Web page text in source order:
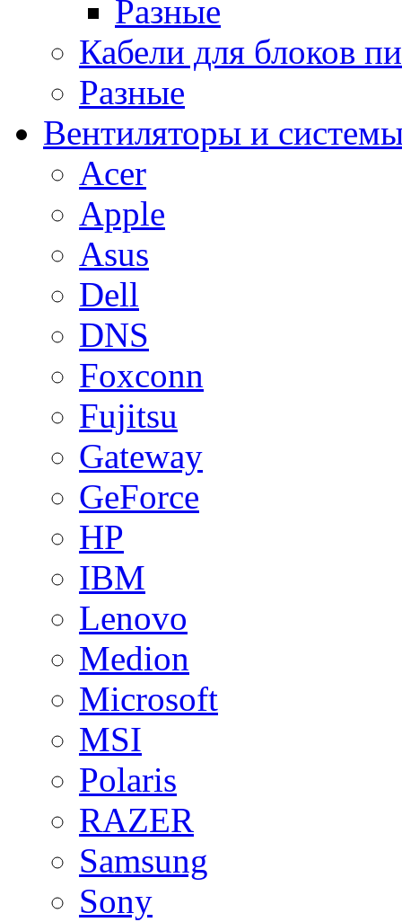
Разные
Кабели для блоков
Разные
Вентиляторы и
Acer
Apple
Asus
Dell
DNS
Foxconn
Fujitsu
Gateway
GeForce
HP
IBM
Lenovo
Medion
Microsoft
MSI
Polaris
RAZER
Samsung
Sony